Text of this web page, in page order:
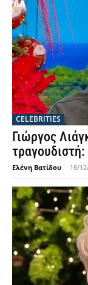
CELEBRITIES
Γιώργος
Ελένη Βατίδου - 16/